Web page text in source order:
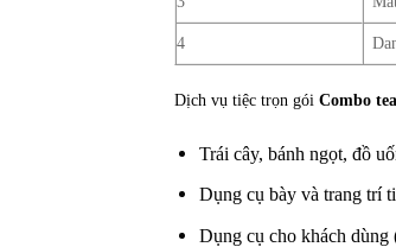
4
Dịch vụ tiệc trọn gói Combo
Trái cây, bánh ngọt, đồ
Dụng cụ bày và trang trí
Dụng cụ cho khách dùng